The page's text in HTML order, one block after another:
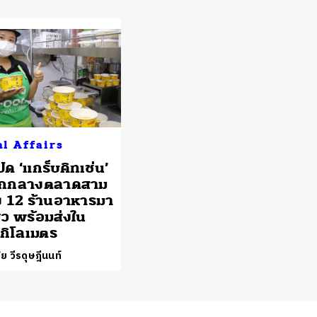
Affairs
‘แกร็บคิทเช่น’
กลางตลาดสาม
12 ร้านอาหารมา
ว พร้อมส่งใน
โลเมตร
วีรดุษฎีนนท์